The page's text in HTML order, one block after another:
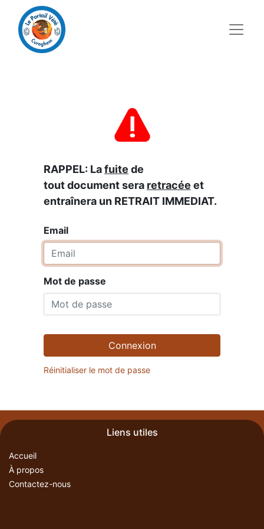
RAPPEL: Lafuite de
tout document sera retracée et
entraînera un RETRAIT IMMEDIAT.
Email
Mot de passe
Connexion
Réinitialiser le mot de passe
Liens utiles
Accueil
À propos
Contactez-nous